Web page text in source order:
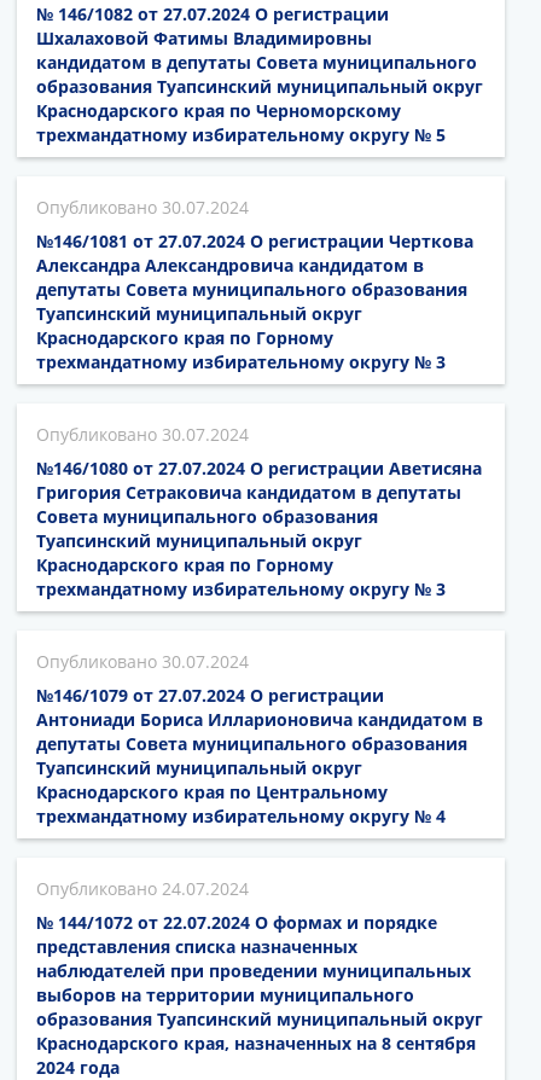
№ 146/1082 от 27.07.2024 О регистрации
Шхалаховой Фатимы Владимировны
кандидатом в депутаты Совета муниципального
образования Туапсинский муниципальный округ
Краснодарского края по Черноморскому
трехмандатному избирательному округу № 5
30.07.2024
№146/1081 от 27.07.2024 О регистрации Черткова
Александра Александровича кандидатом в
депутаты Совета муниципального образования
Туапсинский муниципальный округ
Краснодарского края по Горному
трехмандатному избирательному округу № 3
30.07.2024
№146/1080 от 27.07.2024 О регистрации Аветисяна
Григория Сетраковича кандидатом в депутаты
Совета муниципального образования
Туапсинский муниципальный округ
Краснодарского края по Горному
трехмандатному избирательному округу № 3
30.07.2024
№146/1079 от 27.07.2024 О регистрации
Антониади Бориса Илларионовича кандидатом в
депутаты Совета муниципального образования
Туапсинский муниципальный округ
Краснодарского края по Центральному
трехмандатному избирательному округу № 4
24.07.2024
№ 144/1072 от 22.07.2024 О формах и порядке
представления списка назначенных
наблюдателей при проведении муниципальных
выборов на территории муниципального
образования Туапсинский муниципальный округ
Краснодарского края, назначенных на 8 сентября
2024 года